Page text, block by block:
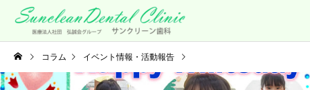
コラム イベント情報・活動報告